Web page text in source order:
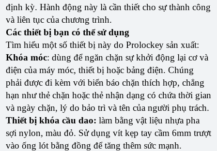
định kỳ. Hành động này là cần thiết cho sự thành công
và liên tục của chương trình.
Các thiết bị bạn có thể sử dụng
Tìm hiểu một số thiết bị này do Prolockey sản xuất:
Khóa móc: dùng để ngăn chặn sự khởi động lại cơ và
điện của máy móc, thiết bị hoặc bảng điện. Chúng
phải được đi kèm với biển báo chặn thích hợp, chẳng
hạn như thẻ chặn hoặc thẻ nhận dạng có chứa thời gian
và ngày chặn, lý do bảo trì và tên của người phụ trách.
Thiết bị khóa cầu dao: làm bằng vật liệu nhựa pha
sợi nylon, màu đỏ. Sử dụng vít kẹp tay cầm 6mm trượt
vào ống lót bằng đồng để tăng thêm sức mạnh.